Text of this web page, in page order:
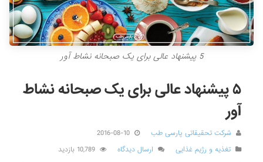
5 پیشنهاد عالی برای یک صبحانه نشاط آور
۵ پیشنهاد عالی برای یک صبحانه نشاط
آور
شرکت تحقیقاتی پارسی طب
2016-08-10
تغذیه و رژیم غذایی
ارسال دیدگاه 10,789 بازدید